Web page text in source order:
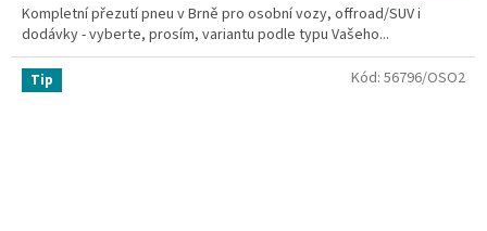
Kompletní přezutí pneu v Brně pro osobní vozy, offroad/SUV i
dodávky - vyberte, prosím, variantu podle typu Vašeho...
Tip Kód: 56796/OSO2